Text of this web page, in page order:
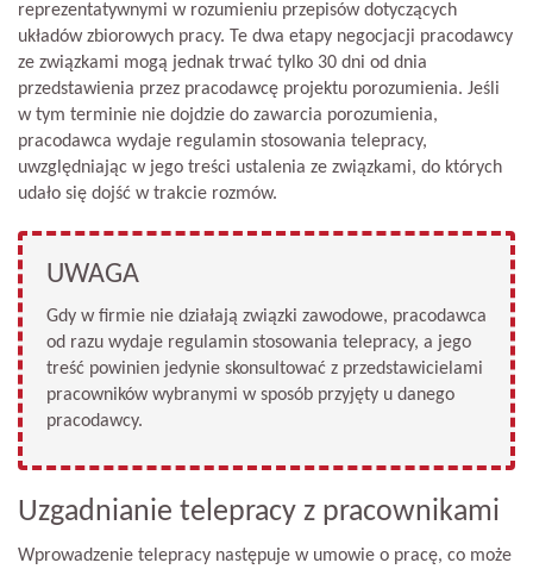
reprezentatywnymi w rozumieniu przepisów dotyczących
układów zbiorowych pracy. Te dwa etapy negocjacji pracodawcy
ze związkami mogą jednak trwać tylko 30 dni od dnia
przedstawienia przez pracodawcę projektu porozumienia. Jeśli
w tym terminie nie dojdzie do zawarcia porozumienia,
pracodawca wydaje regulamin stosowania telepracy,
uwzględniając w jego treści ustalenia ze związkami, do których
udało się dojść w trakcie rozmów.
UWAGA
Gdy w firmie nie działają związki zawodowe, pracodawca
od razu wydaje regulamin stosowania telepracy, a jego
treść powinien jedynie skonsultować z przedstawicielami
pracowników wybranymi w sposób przyjęty u danego
pracodawcy.
Uzgadnianie telepracy z pracownikami
Wprowadzenie telepracy następuje w umowie o pracę, co może